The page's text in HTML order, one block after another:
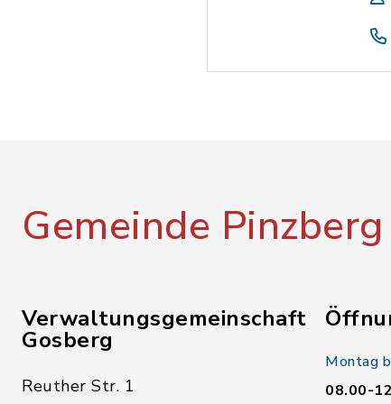
Gemeinde Pinzberg
Verwaltungsgemeinschaft
Gosberg
Reuther Str. 1
Montag
08.00-